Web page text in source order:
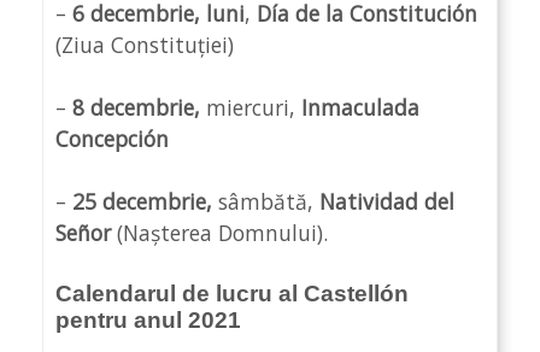
– 6 decembrie, luni, Día de la Constitución
(Ziua Constituției)
– 8 decembrie, miercuri, Inmaculada
Concepción
– 25 decembrie, sâmbătă, Natividad del
Señor(Nașterea Domnului).
Calendarul de lucru al Castellón
pentru anul 2021